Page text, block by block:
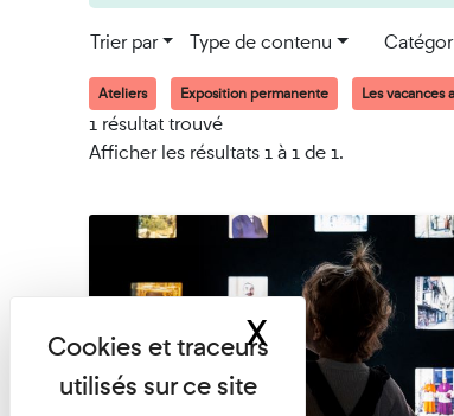
Trier par Type de contenu
Ateliers Exposition permanente Les vacances
1 résultat trouvé
Afficher les résultats 1 à 1 de 1.
XMasquer le